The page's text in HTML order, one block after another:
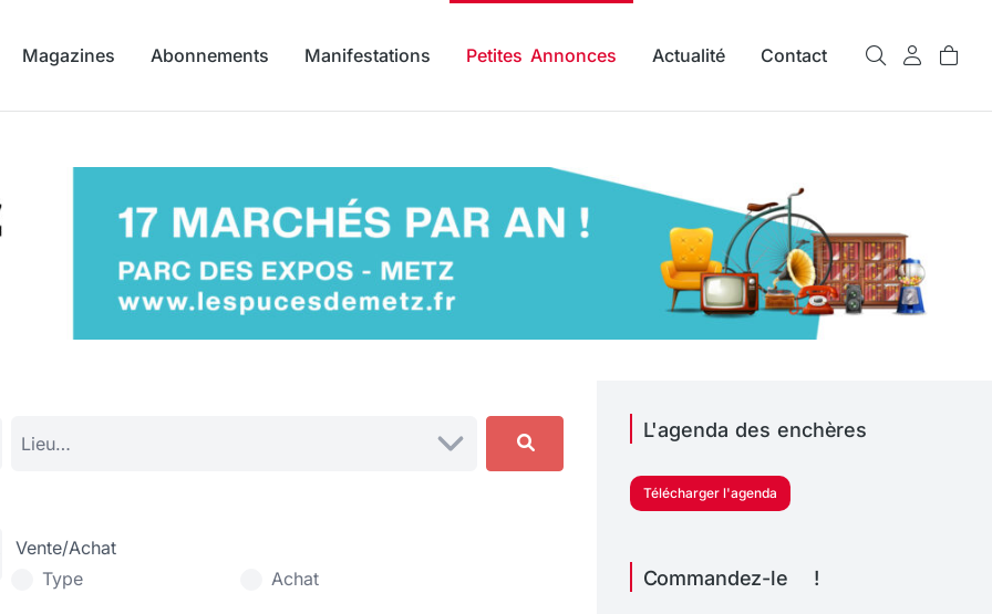
Magazines Abonnements Manifestations Petites Annonces Actualité Contact
Vente/Achat
Type
Achat
L'agenda des enchères
Télécharger l'agenda
Commandez-le !